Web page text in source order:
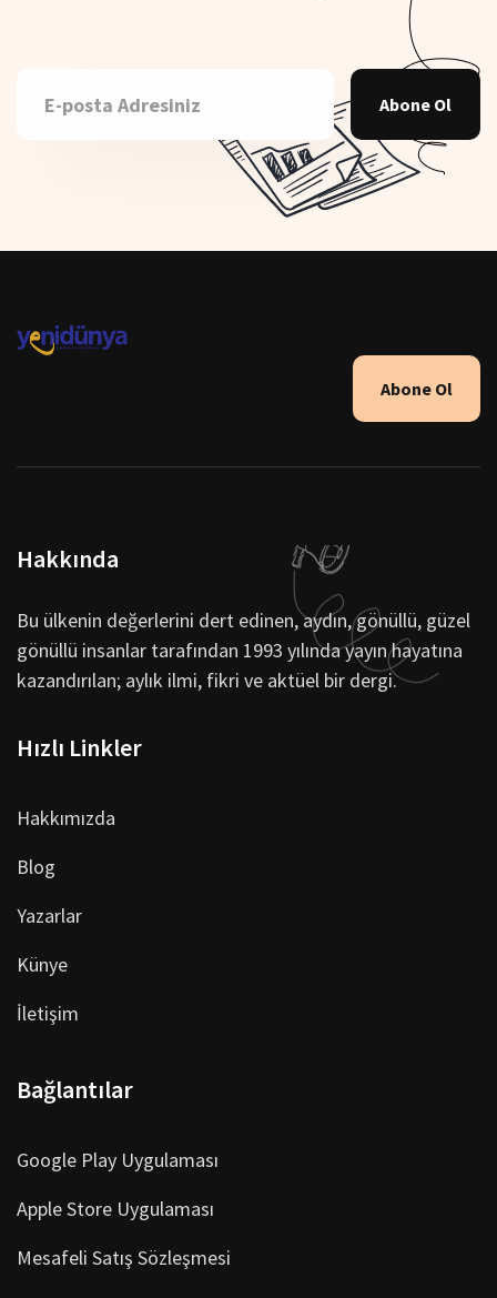
Abone Ol
Abone Ol
Hakkında
Bu ülkenin değerlerini dert edinen, aydın, gönüllü, güzel
gönüllü insanlar tarafından 1993 yılında yayın hayatına
kazandırılan; aylık ilmi, fikri ve aktüel bir dergi.
Hızlı Linkler
Hakkımızda
Blog
Yazarlar
Künye
İletişim
Bağlantılar
Google Play Uygulaması
Apple Store Uygulaması
Mesafeli Satış Sözleşmesi